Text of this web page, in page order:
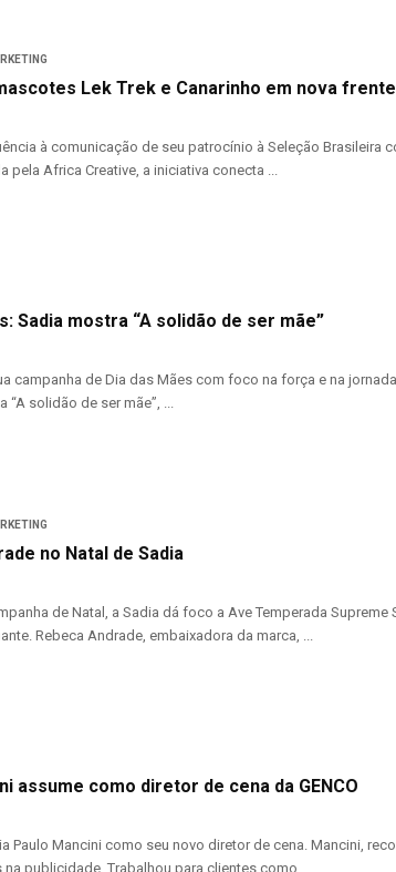
Lek Trek e Canarinho em nova
à comunicação de seu patrocínio à Seleção
pela Africa Creative, a iniciativa conecta ...
Sadia mostra “A solidão de ser mãe”
campanha de Dia das Mães com foco na força e na
“A solidão de ser mãe”, ...
no Natal de Sadia
de Natal, a Sadia dá foco a Ave Temperada
Rebeca Andrade, embaixadora da marca, ...
assume como diretor de cena da GENCO
Paulo Mancini como seu novo diretor de cena. Mancini,
publicidade. Trabalhou para clientes como ...